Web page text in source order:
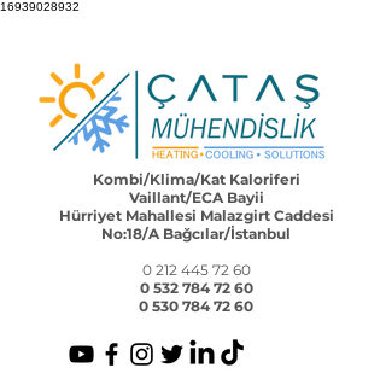
16939028932
Kombi/Klima/Kat Kaloriferi
Vaillant/ECA Bayii
Hürriyet Mahallesi Malazgirt Caddesi
No:18/A Bağcılar/İstanbul
0 212 445 72 60
0 532 784 72 60
0 530 784 72 60